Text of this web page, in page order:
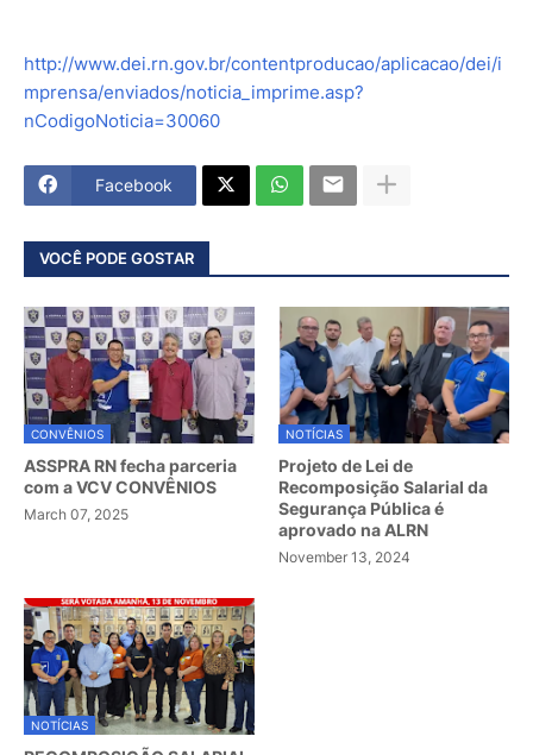
http://www.dei.rn.gov.br/contentproducao/aplicacao/dei/i
mprensa/enviados/noticia_imprime.asp?
nCodigoNoticia=30060
Facebook
VOCÊ PODE GOSTAR
CONVÊNIOS
ASSPRA RN fecha parceria
com a VCV CONVÊNIOS
March 07, 2025
NOTÍCIAS
Projeto de Lei de
Recomposição Salarial da
Segurança Pública é
aprovado na ALRN
November 13, 2024
NOTÍCIAS